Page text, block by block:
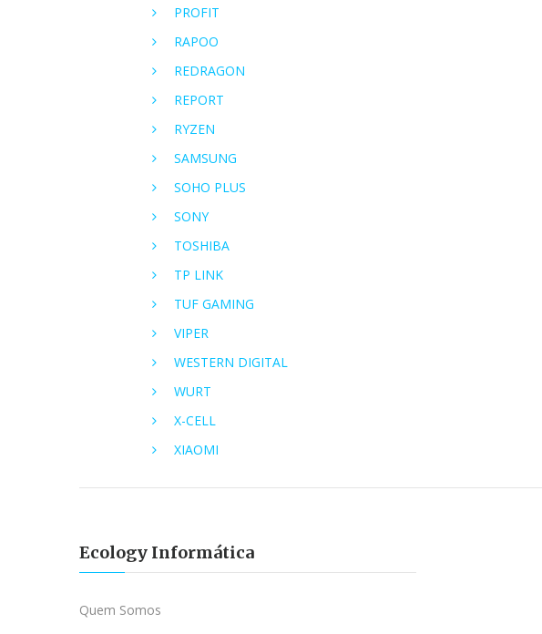
PROFIT
RAPOO
REDRAGON
REPORT
RYZEN
SAMSUNG
SOHO PLUS
SONY
TOSHIBA
TP LINK
TUF GAMING
VIPER
WESTERN DIGITAL
WURT
X-CELL
XIAOMI
Ecology Informática
Quem Somos